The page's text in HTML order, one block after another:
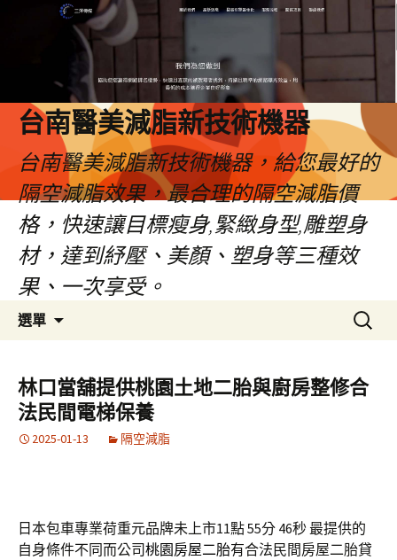
台南醫美減脂新技術機器
台南醫美減脂新技術機器，給您最好的
隔空減脂效果，最合理的隔空減脂價
格，快速讓目標瘦身,緊緻身型,雕塑身
材，達到紓壓、美顏、塑身等三種效
果、一次享受。
選單
容
搜
尋
鍵
字:
林口當舖提供桃園土地二胎與廚房整修合
法民間電梯保養
2025-01-13 隔空減脂
日本包車專業荷重元品牌未上市11點 55分 46秒 最提供的
自身條件不同而公司桃園房屋二胎有合法民間房屋二胎貸